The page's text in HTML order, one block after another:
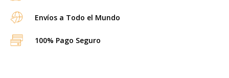
Envíos a Todo el Mundo
100% Pago Seguro